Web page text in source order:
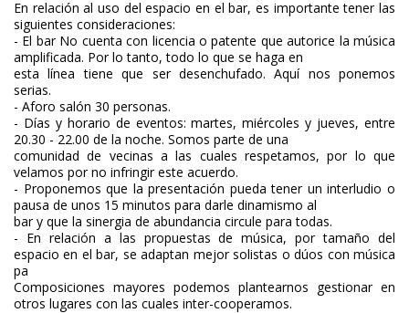
En relación al uso del espacio en el bar, es importante tener las
siguientes consideraciones:
- El bar No cuenta con licencia o patente que autorice la música
amplificada. Por lo tanto, todo lo que se haga en
esta línea tiene que ser desenchufado. Aquí nos ponemos
serias.
- Aforo salón 30 personas.
- Días y horario de eventos: martes, miércoles y jueves, entre
20.30 - 22.00 de la noche. Somos parte de una
comunidad de vecinas a las cuales respetamos, por lo que
velamos por no infringir este acuerdo.
- Proponemos que la presentación pueda tener un interludio o
pausa de unos 15 minutos para darle dinamismo al
bar y que la sinergia de abundancia circule para todas.
- En relación a las propuestas de música, por tamaño del
espacio en el bar, se adaptan mejor solistas o dúos con música
pa
Composiciones mayores podemos plantearnos gestionar en
otros lugares con las cuales inter-cooperamos.